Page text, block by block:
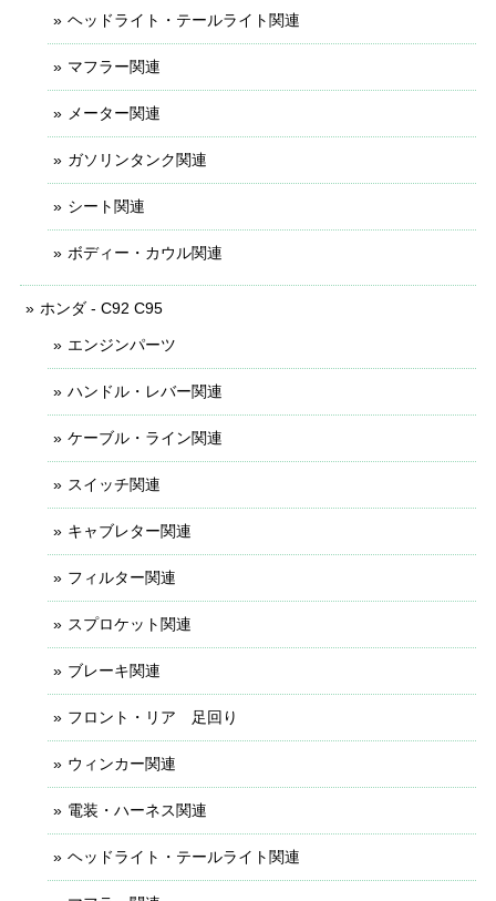
ヘッドライト・テールライト関連
マフラー関連
メーター関連
ガソリンタンク関連
シート関連
ボディー・カウル関連
ホンダ - C92 C95
エンジンパーツ
ハンドル・レバー関連
ケーブル・ライン関連
スイッチ関連
キャブレター関連
フィルター関連
スプロケット関連
ブレーキ関連
フロント・リア 足回り
ウィンカー関連
電装・ハーネス関連
ヘッドライト・テールライト関連